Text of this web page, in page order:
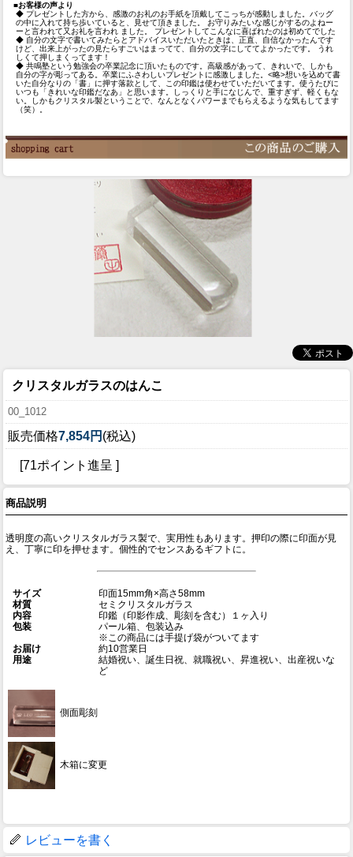
■お客様の声より
◆ プレゼントした方から、感激のお礼のお手紙を頂戴してこっちが感動しました。バッグ
の中に入れて持ち歩いていると、見せて頂きました。 お守りみたいな感じがするのよねー
ーと言われて又お礼を言われ ました。 プレゼントしてこんなに喜ばれたのは初めてでした
◆ 自分の文字で書いてみたらとアドバイスいただいたときは、正直、自信なかったんです
けど、出来上がったの見たらすごいはまってて、自分の文字にしててよかったです。 うれ
しくて押しまくってます！
◆ 共鳴塾という勉強会の卒業記念に頂いたものです。高級感があって、きれいで、しかも
自分の字が彫ってある。卒業にふさわしいプレゼントに感激しました。<略>想いを込めて書
いた自分なりの「書」に押す落款として、この印鑑は使わせていただいてます。使うたびに
いつも「きれいな印鑑だなあ」と思います。しっくりと手になじんで、重すぎず、軽くもな
い。しかもクリスタル製ということで、なんとなくパワーまでもらえるような気もしてます
（笑）。
クリスタルガラスのはんこ
00_1012
販売価格7,854円 (税込)
[71ポイント進呈 ]
商品説明
透明度の高いクリスタルガラス製で、実用性もあります。押印の際に印面が見
え、丁寧に印を押せます。個性的でセンスあるギフトに。
サイズ
印面15mm角×高さ58mm
材質
セミクリスタルガラス
内容
印鑑（印影作成、彫刻を含む）１ヶ入り
包装
パール箱、包装込み
※この商品には手提げ袋がついてます
お届け
約10営業日
用途
結婚祝い、誕生日祝、就職祝い、昇進祝い、出産祝いな
ど
側面彫刻
木箱に変更
レビューを書く